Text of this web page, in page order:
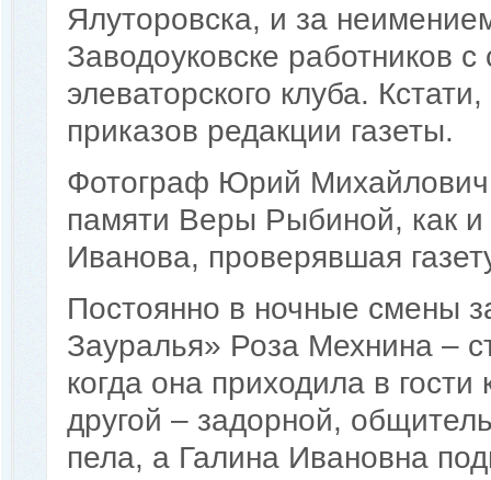
Ялуторовска, и за
Заводоуковске работников
элеваторского клуба.
приказов редакции газеты.
Фотограф Юрий Михайлович
памяти Веры Рыбиной, как и
Иванова, проверявшая
Постоянно в ночные смены
Зауралья» Роза Мехнина –
когда она приходила в
другой – задорной,
пела, а Галина Ивановна